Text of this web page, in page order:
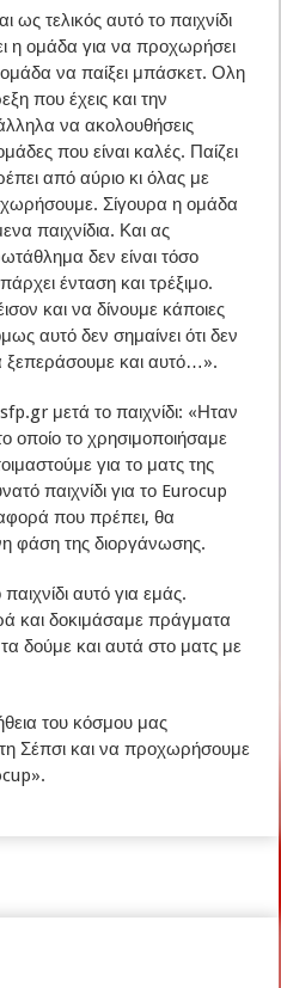
ως τελικός αυτό το παιχνίδι
η ομάδα για να προχωρήσει
να παίξει μπάσκετ. Ολη
που έχεις και την
να ακολουθήσεις
που είναι καλές. Παίζει
από αύριο κι όλας με
Σίγουρα η ομάδα
παιχνίδια. Και ας
δεν είναι τόσο
ένταση και τρέξιμο.
και να δίνουμε κάποιες
αυτό δεν σημαίνει ότι δεν
ξεπεράσουμε και αυτό…».
μετά το παιχνίδι: «Ηταν
οποίο το χρησιμοποιήσαμε
για το ματς της
παιχνίδι για το Eurocup
που πρέπει, θα
φάση της διοργάνωσης.
αυτό για εμάς.
και δοκιμάσαμε πράγματα
δούμε και αυτά στο ματς με
του κόσμου μας
Σέπσι και να προχωρήσουμε